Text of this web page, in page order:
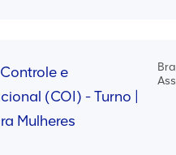
e
(COI) - Turno |
Mulheres